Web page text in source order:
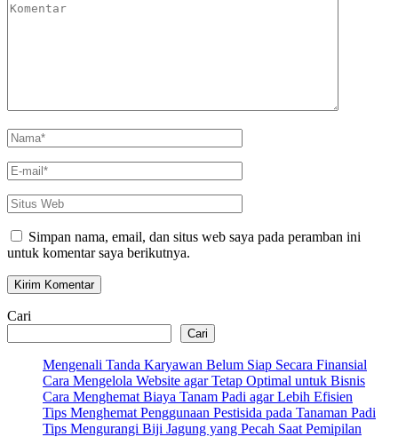
Komentar
Nama*
E-
mail*
Situs
Web
Simpan nama, email, dan situs web saya pada peramban ini
untuk komentar saya berikutnya.
Cari
Cari
Mengenali Tanda Karyawan Belum Siap Secara Finansial
Cara Mengelola Website agar Tetap Optimal untuk Bisnis
Cara Menghemat Biaya Tanam Padi agar Lebih Efisien
Tips Menghemat Penggunaan Pestisida pada Tanaman Padi
Tips Mengurangi Biji Jagung yang Pecah Saat Pemipilan